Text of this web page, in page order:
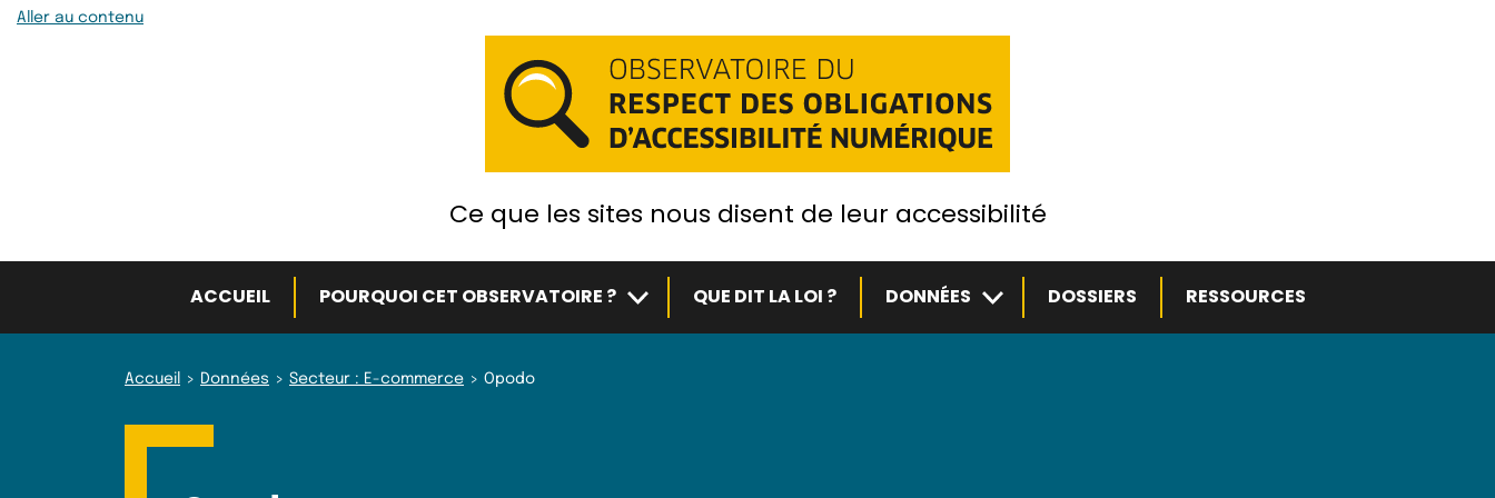
Aller au contenu
Ce que les sites nous disent de leur accessibilité
ACCUEIL POURQUOI CET OBSERVATOIRE ? Sous-menuQUE DIT LA LOI ? DONNÉES Sous-menuDOSSIERS RESSOURCES
Accueil Données Secteur : E-commerce Opodo